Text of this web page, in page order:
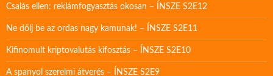
Csalás ellen: reklámfogyasztás okosan – ÍNSZE S2E12
Ne dőlj be az ordas nagy kamunak! – ÍNSZE S2E11
Kifinomult kriptovalutás kifosztás – ÍNSZE S2E10
A spanyol szerelmi átverés – ÍNSZE S2E9